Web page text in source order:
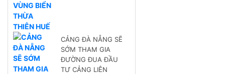
CẢNG ĐÀ NẴNG SẼ
SỚM THAM GIA
ĐƯỜNG ĐUA ĐẦU
TƯ CẢNG LIÊN